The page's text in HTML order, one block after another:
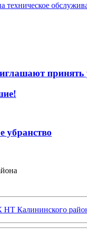
техническое
принять
убранство